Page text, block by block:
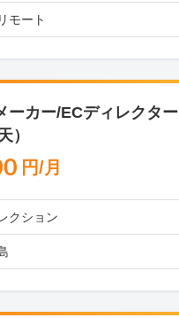
モート
ーカー/ECディレクター
）
円/月
クション